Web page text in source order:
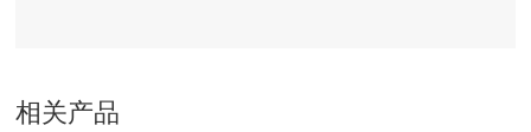
相关产品